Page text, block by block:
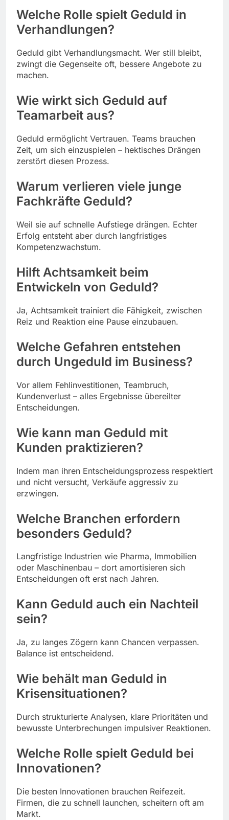
Welche Rolle spielt Geduld in
Verhandlungen?
Geduld gibt Verhandlungsmacht. Wer still bleibt,
zwingt die Gegenseite oft, bessere Angebote zu
machen.
Wie wirkt sich Geduld auf
Teamarbeit aus?
Geduld ermöglicht Vertrauen. Teams brauchen
Zeit, um sich einzuspielen – hektisches Drängen
zerstört diesen Prozess.
Warum verlieren viele junge
Fachkräfte Geduld?
Weil sie auf schnelle Aufstiege drängen. Echter
Erfolg entsteht aber durch langfristiges
Kompetenzwachstum.
Hilft Achtsamkeit beim
Entwickeln von Geduld?
Ja, Achtsamkeit trainiert die Fähigkeit, zwischen
Reiz und Reaktion eine Pause einzubauen.
Welche Gefahren entstehen
durch Ungeduld im Business?
Vor allem Fehlinvestitionen, Teambruch,
Kundenverlust – alles Ergebnisse übereilter
Entscheidungen.
Wie kann man Geduld mit
Kunden praktizieren?
Indem man ihren Entscheidungsprozess respektiert
und nicht versucht, Verkäufe aggressiv zu
erzwingen.
Welche Branchen erfordern
besonders Geduld?
Langfristige Industrien wie Pharma, Immobilien
oder Maschinenbau – dort amortisieren sich
Entscheidungen oft erst nach Jahren.
Kann Geduld auch ein Nachteil
sein?
Ja, zu langes Zögern kann Chancen verpassen.
Balance ist entscheidend.
Wie behält man Geduld in
Krisensituationen?
Durch strukturierte Analysen, klare Prioritäten und
bewusste Unterbrechungen impulsiver Reaktionen.
Welche Rolle spielt Geduld bei
Innovationen?
Die besten Innovationen brauchen Reifezeit.
Firmen, die zu schnell launchen, scheitern oft am
Markt.